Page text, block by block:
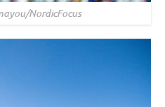
NordicFocus